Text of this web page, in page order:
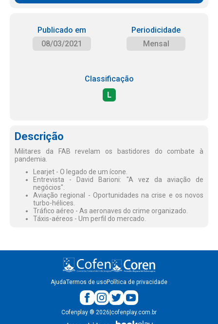
Publicado em
08/03/2021
Periodicidade
Mensal
Classificação
L
Descrição
Militares da FAB revelam os bastidores do combate à
pandemia.
Learjet - O legado de um ícone.
Entrevista - David Barioni: "A vez da aviação de
negócios".
Aviação regional - Oportunidades na crise e os novos
turbo-hélices.
Tráfico aéreo - As aeronaves do crime organizado.
Táxis-aéreos - Um perfil do mercado.
AjudaTermos de usoPolítica de privacidade
Cofenplay ® 2026 cofenplay.com.br